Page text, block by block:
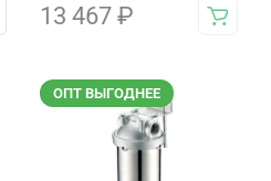
13 467 ₽
ОПТ ВЫГОДНЕЕ